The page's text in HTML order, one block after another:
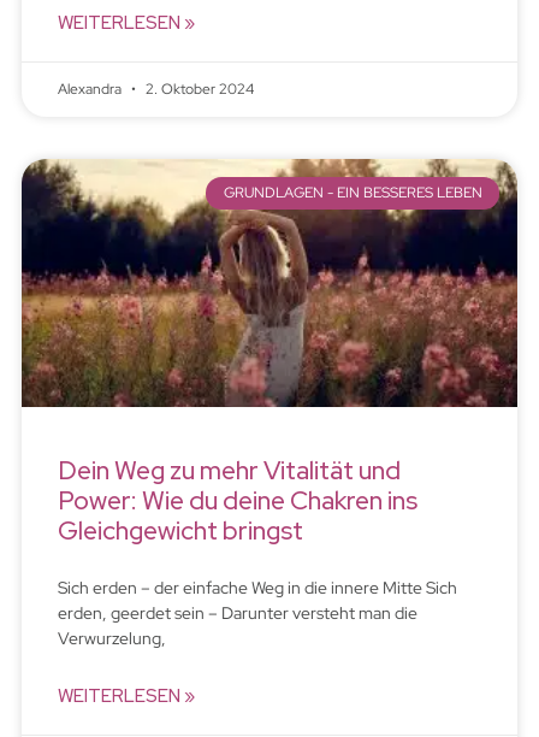
WEITERLESEN »
Alexandra 2. Oktober 2024
GRUNDLAGEN - EIN BESSERES LEBEN
Dein Weg zu mehr Vitalität und
Power: Wie du deine Chakren ins
Gleichgewicht bringst
Sich erden – der einfache Weg in die innere Mitte Sich
erden, geerdet sein – Darunter versteht man die
Verwurzelung,
WEITERLESEN »